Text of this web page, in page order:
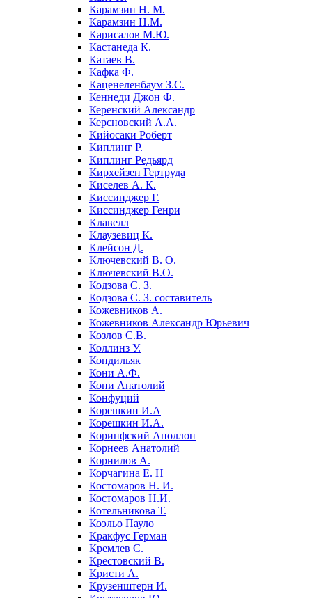
Карамзин Н. М.
Карамзин Н.М.
Карисалов М.Ю.
Кастанеда К.
Катаев В.
Кафка Ф.
Каценеленбаум З.С.
Кеннеди Джон Ф.
Керенский Александр
Керсновский А.А.
Кийосаки Роберт
Киплинг Р.
Киплинг Редьярд
Кирхейзен Гертруда
Киселев А. К.
Киссинджер Г.
Киссинджер Генри
Клавелл
Клаузевиц К.
Клейсон Д.
Ключевский В. О.
Ключевский В.О.
Кодзова С. З.
Кодзова С. З. составитель
Кожевников А.
Кожевников Александр Юрьевич
Козлов С.В.
Коллинз У.
Кондильяк
Кони А.Ф.
Кони Анатолий
Конфуций
Корешкин И.А
Корешкин И.А.
Коринфский Аполлон
Корнеев Анатолий
Корнилов А.
Корчагина Е. Н
Костомаров Н. И.
Костомаров Н.И.
Котельникова Т.
Коэльо Пауло
Кракфус Герман
Кремлев С.
Крестовский В.
Кристи А.
Крузенштерн И.